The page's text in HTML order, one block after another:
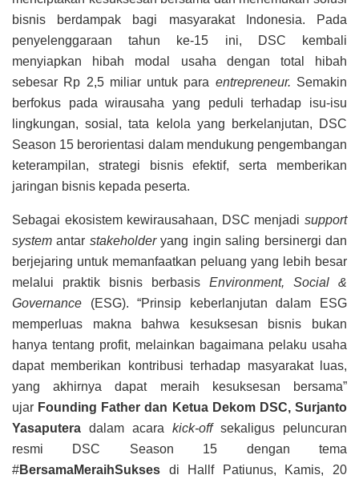
bisnis berdampak bagi masyarakat Indonesia. Pada
penyelenggaraan tahun ke-15 ini, DSC kembali
menyiapkan hibah modal usaha dengan total hibah
sebesar Rp 2,5 miliar untuk para entrepreneur. Semakin
berfokus pada wirausaha yang peduli terhadap isu-isu
lingkungan, sosial, tata kelola yang berkelanjutan, DSC
Season 15 berorientasi dalam mendukung pengembangan
keterampilan, strategi bisnis efektif, serta memberikan
jaringan bisnis kepada peserta.
Sebagai ekosistem kewirausahaan, DSC menjadi support
system antar stakeholderyang ingin saling bersinergi dan
berjejaring untuk memanfaatkan peluang yang lebih besar
melalui praktik bisnis berbasis Environment, Social &
Governance (ESG). “Prinsip keberlanjutan dalam ESG
memperluas makna bahwa kesuksesan bisnis bukan
hanya tentang profit, melainkan bagaimana pelaku usaha
dapat memberikan kontribusi terhadap masyarakat luas,
yang akhirnya dapat meraih kesuksesan bersama”
ujar Founding Father dan Ketua Dekom DSC, Surjanto
Yasaputera dalam acara kick-off sekaligus peluncuran
resmi DSC Season 15 dengan tema
#BersamaMeraihSukses di Hallf Patiunus, Kamis, 20